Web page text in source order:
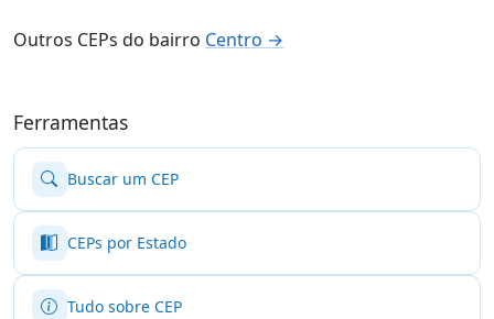
Outros CEPs do bairro Centro →
Ferramentas
Buscar um CEP
CEPs por Estado
Tudo sobre CEP